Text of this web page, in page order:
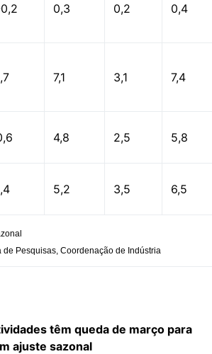
0,3 0,2 0,4
7,1 3,1 7,4
4,8 2,5 5,8
5,2 3,5 6,5
de Pesquisas, Coordenação de Indústria
têm queda de março para
ajuste sazonal